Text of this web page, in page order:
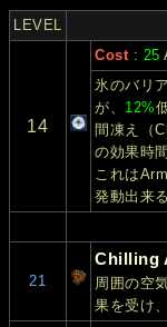
LEVEL
14
Cost: 25
氷のバリ
が、 12%
間凍え（
の効果時
これは
発動出来る
21
Chilling
周囲の空
果を受け